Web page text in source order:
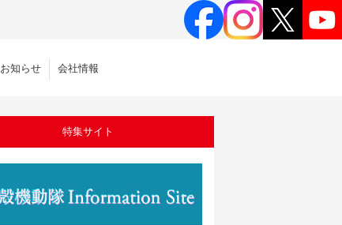
お知らせ 会社情報
特集サイト